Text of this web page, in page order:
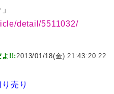
detail/5511032/
よ!!:2013/01/18(金) 21:43:20.22
売り